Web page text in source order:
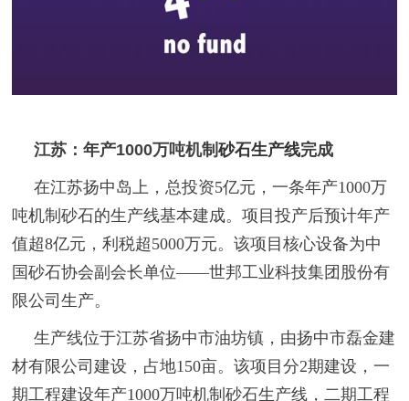
江苏：年产1000万吨机制砂石生产线完成
在江苏扬中岛上，总投资5亿元，一条年产1000万
吨机制砂石的生产线基本建成。项目投产后预计年产
值超8亿元，利税超5000万元。该项目核心设备为中
国砂石协会副会长单位——世邦工业科技集团股份有
限公司生产。
生产线位于江苏省扬中市油坊镇，由扬中市磊金建
材有限公司建设，占地150亩。该项目分2期建设，一
期工程建设年产1000万吨机制砂石生产线，二期工程